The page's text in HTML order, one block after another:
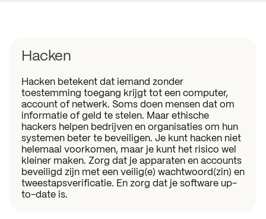
Hacken
Hacken betekent dat iemand zonder
toestemming toegang krijgt tot een computer,
account of netwerk. Soms doen mensen dat om
informatie of geld te stelen. Maar ethische
hackers helpen bedrijven en organisaties om hun
systemen beter te beveiligen. Je kunt hacken niet
helemaal voorkomen, maar je kunt het risico wel
kleiner maken. Zorg dat je apparaten en accounts
beveiligd zijn met een veilig(e) wachtwoord(zin) en
tweestapsverificatie. En zorg dat je software up-
to-date is.